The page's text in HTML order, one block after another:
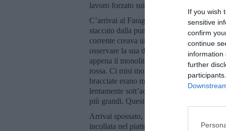
If you wish
sensitive
confirm
continue
information
further
lavoro forzato sui terrazzamenti dell’isola!
C’arrivai al Faraglione. Da sotto
staccato dalla punta da un brevissimo
corrente creava una forte risacca che
osservare la sua divinità, così rinunciai,
appena il monolite, quasi a chiedere
rossa. Ci misi molto di più che all’andata,
bracciate erano meno potenti, più corto il
lentamente sott’acqua, nuotare senza
più grandi. Questi, i segreti per eludere la
Arrivai spossato, svuotato, ma il
incollata nel piatto sopra cui una mano